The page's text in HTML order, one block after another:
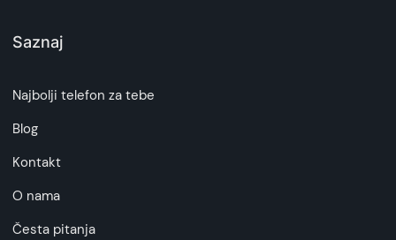
Saznaj
Najbolji telefon za tebe
Blog
Kontakt
O nama
Česta pitanja